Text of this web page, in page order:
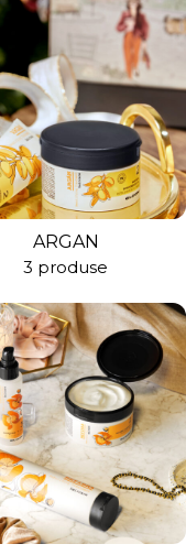
ARGAN
3 produse